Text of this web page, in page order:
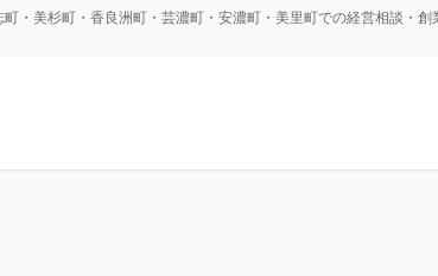
・美杉町・香良洲町・芸濃町・安濃町・美里町での経営相談・